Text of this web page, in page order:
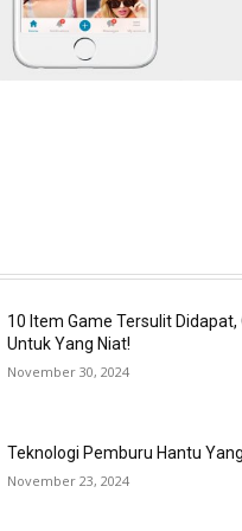
10 Item Game Tersulit Didapat,
Untuk Yang Niat!
November 30, 2024
Teknologi Pemburu Hantu
November 23, 2024